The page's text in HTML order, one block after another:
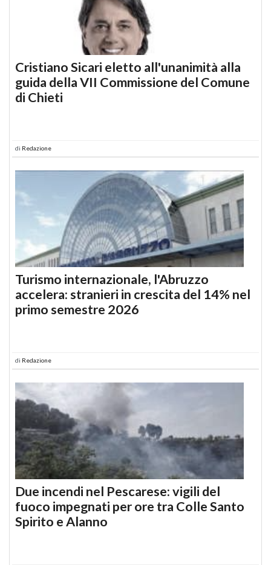
Cristiano Sicari eletto all'unanimità alla
guida della VII Commissione del Comune
di Chieti
di Redazione
Turismo internazionale, l'Abruzzo
accelera: stranieri in crescita del 14% nel
primo semestre 2026
di Redazione
Due incendi nel Pescarese: vigili del
fuoco impegnati per ore tra Colle Santo
Spirito e Alanno